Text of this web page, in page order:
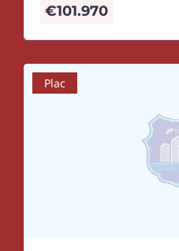
€101.970
Plac